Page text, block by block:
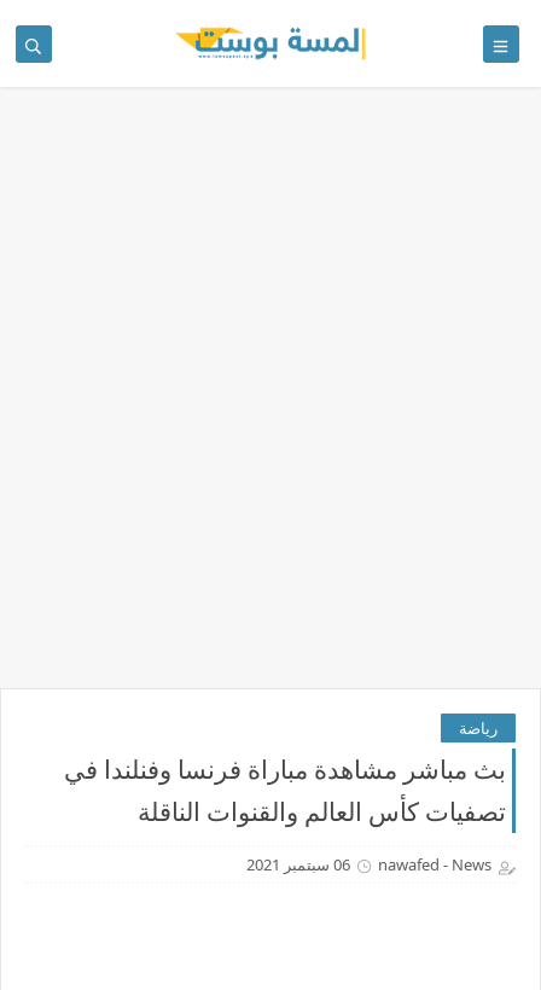
رياضة
بث مباشر مشاهدة مباراة فرنسا وفنلندا في
تصفيات كأس العالم والقنوات الناقلة
nawafed - News 06 سبتمبر 2021